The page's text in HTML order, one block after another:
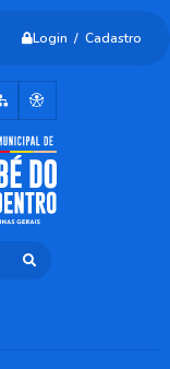
Login / Cadastro